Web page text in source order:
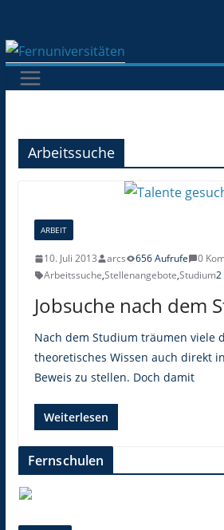
Inhalt
springen
Arbeitssuche
ARBEIT
10. Juli 2013 arcs 656 Aufrufe
0
Arbeitssuche,Stellenangebote,Studium2
Jobsuche nach dem
Nach dem Studium träumen viele
theoretisches Wissen auch direkt
Beweis zu stellen. Doch damit
Weiterlesen
Fernschulen